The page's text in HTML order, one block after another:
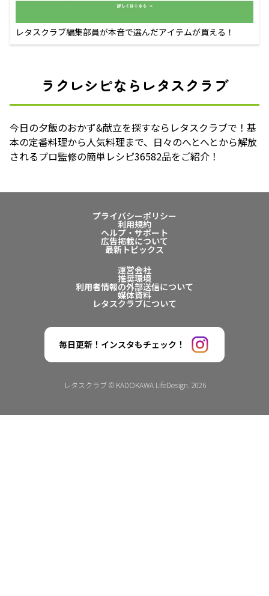
レタスクラブ編集部員が本音で選んだアイテムが買える！
ラクレシピならレタスクラブ
今日の夕飯のおかず&献立を探すならレタスクラブで！基
本の定番料理から人気料理まで、日々のへとへとから解放
されるプロ監修の簡単レシピ36582品をご紹介！
プライバシーポリシー
利用規約
ヘルプ・サポート
広告掲載について
最新トピックス
運営会社
推奨環境
利用者情報の外部送信について
媒体資料
レタスクラブについて
毎日更新！インスタもチェック！
レタスクラブ © KADOKAWA LifeDesign. 2026